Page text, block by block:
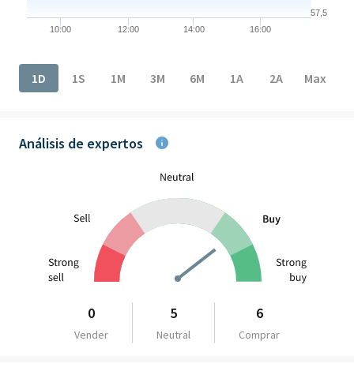
10:00 12:00 14:00 16:00
57,5
1D
1S 1M 3M 6M 1A 2A Max
Análisis de expertos
0
Vender
5
Neutral
6
Comprar